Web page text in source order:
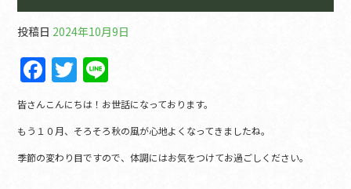
投稿日 2024年10月9日
F
a
c
e
b
T
w
itt
er
n
e
皆さんこんにちは！お世話になっております。
もう１０月、そろそろ秋の風が心地よくなってきましたね。
季節の変わり目ですので、体調にはお気をつけてお過ごしください。